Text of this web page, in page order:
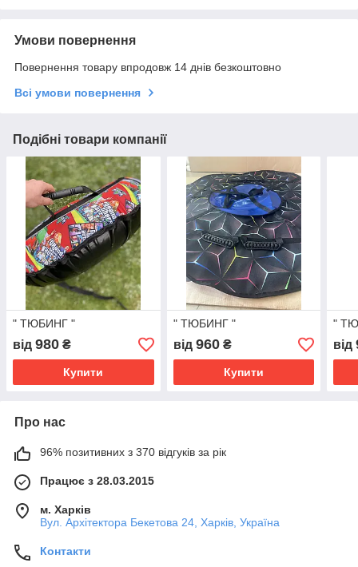
Умови повернення
Повернення товару впродовж 14 днів безкоштовно
Всі умови повернення
Подібні товари компанії
" ТЮБИНГ "
від 980 ₴
Купити
" ТЮБИНГ "
від 960₴
Купити
"
від
Про нас
96% позитивних з 370 відгуків за рік
Працює з 28.03.2015
м. Харків
Вул. Архітектора Бекетова 24, Харків, Україна
Контакти